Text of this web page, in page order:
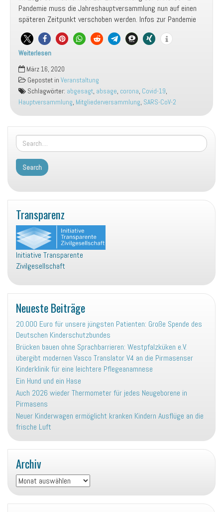
Pandemie muss die Jahreshauptversammlung nun auf einen
späteren Zeitpunkt verschoben werden. Infos zur Pandemie
Weiterlesen
Mitgliederversammlung
vom
26.03.2020
verschoben
März 16, 2020
Gepostet in Veranstaltung
Schlagwörter: abgesagt, absage, corona, Covid-19,
Hauptversammlung, Mitgliederversammlung, SARS-CoV-2
Transparenz
Initiative Transparente
Zivilgesellschaft
Neueste Beiträge
20.000 Euro für unsere jüngsten Patienten: Große Spende des
Deutschen Kinderschutzbundes
Brücken bauen ohne Sprachbarrieren: Westpfalzküken e.V.
übergibt modernen Vasco Translator V4 an die Pirmasenser
Kinderklinik für eine leichtere Pflegeanamnese
Ein Hund und ein Hase
Auch 2026 wieder Thermometer für jedes Neugeborene in
Pirmasens
Neuer Kinderwagen ermöglicht kranken Kindern Ausflüge an die
frische Luft
Archiv
Archiv